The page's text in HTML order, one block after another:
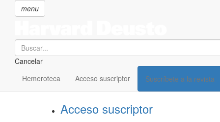
menu
Search
Cancelar
Hemeroteca Acceso suscriptor Suscríbete a la revista
SECCIONES
Suscríbete a Harvard Deusto
Acceso suscriptor